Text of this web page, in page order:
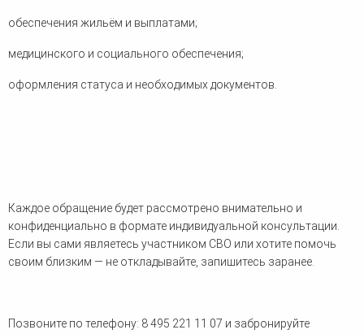
Оспаривание сделок
Для юридических лиц
Урегулирование споров в
Конституционный Суд РФ
обеспечения жильём и выплатами;
медицинского и социального обеспечения;
оформления статуса и необходимых документов.
Каждое обращение будет рассмотрено внимательно и
конфиденциально в формате индивидуальной консультации.
Если вы сами являетесь участником СВО или хотите помочь
своим близким — не откладывайте, запишитесь заранее.
Позвоните по телефону: 8 495 221 11 07 и забронируйте